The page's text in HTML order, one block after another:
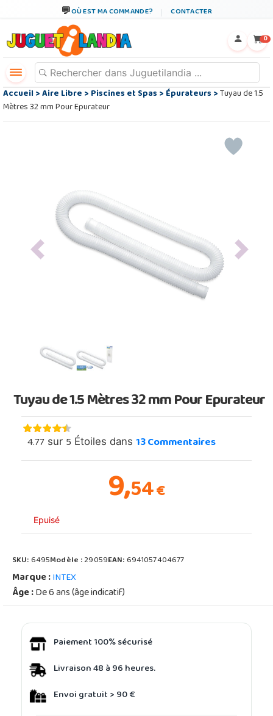
OÙ EST MA COMMANDE? CONTACTER
0
Accueil>Aire Libre>Piscines et Spas>Épurateurs>Tuyau de 1.5
Mètres 32 mm Pour Epurateur
Previous Next
Tuyau de 1.5 Mètres 32 mm Pour Epurateur
4.77 sur 5 Étoiles dans 13Commentaires
9,54€
Epuisé
SKU:6495Modèle :29059EAN:6941057404677
Marque :INTEX
Âge :De 6 ans (âge indicatif)
Paiement 100% sécurisé
Livraison 48 à 96 heures.
Envoi gratuit > 90 €